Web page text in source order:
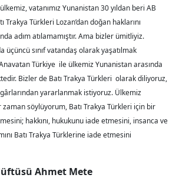
vatanımız Yunanistan 30 yıldan beri AB
Türkleri Lozan’dan doğan haklarını
adım atılamamıştır. Ama bizler ümitliyiz.
üçüncü sınıf vatandaş olarak yaşatılmak
Türkiye ile ülkemiz Yunanistan arasında
Bizler de Batı Trakya Türkleri olarak diliyoruz,
yararlanmak istiyoruz. Ülkemiz
zaman söylüyorum, Batı Trakya Türkleri için bir
hakkını, hukukunu iade etmesini, insanca ve
Batı Trakya Türklerine iade etmesini
Ahmet Mete